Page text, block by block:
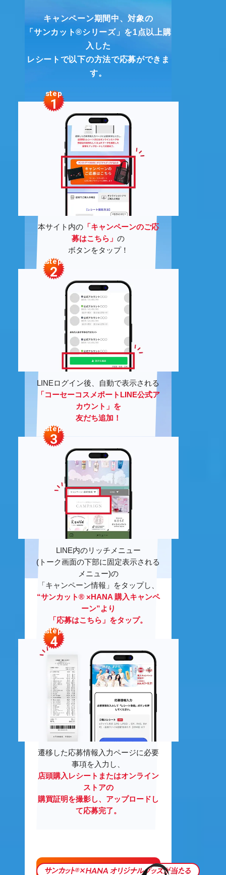
キャンペーン期間中、対象の
「サンカット®︎シリーズ」を1点以上購
入した
レシートで以下の方法で応募ができま
す。
step
1
本サイト内の「キャンペーンのご応
募はこちら」の
ボタンをタップ！
step
2
LINEログイン後、自動で表示される
「コーセーコスメポート LINE公式ア
カウント」を
友だち追加！
step
3
LINE内のリッチメニュー
(トーク画面の下部に固定表示される
メニュー)の
「キャンペーン情報」をタップし、
“サンカット®︎ × HANA購入キャンペ
ーン”より
「応募はこちら」をタップ。
step
4
遷移した応募情報入力ページに必要
事項を入力し、
店頭購入レシートまたはオンライン
ストアの
購買証明を撮影し、アップロードし
て応募完了。